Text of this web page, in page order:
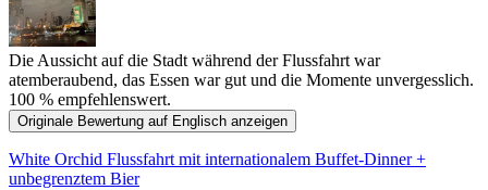
Die Aussicht auf die Stadt während der Flussfahrt war
atemberaubend, das Essen war gut und die Momente unvergesslich.
100 % empfehlenswert.
Originale Bewertung auf Englisch anzeigen
White Orchid Flussfahrt mit internationalem Buffet-Dinner +
unbegrenztem Bier